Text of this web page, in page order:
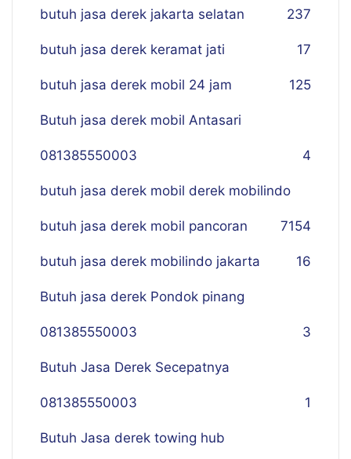
butuh jasa derek jakarta selatan 237
butuh jasa derek keramat jati 17
butuh jasa derek mobil 24 jam 125
Butuh jasa derek mobil Antasari
081385550003 4
butuh jasa derek mobil derek mobilindo
154
butuh jasa derek mobil pancoran 7
butuh jasa derek mobilindo jakarta 16
Butuh jasa derek Pondok pinang
081385550003 3
Butuh Jasa Derek Secepatnya
081385550003 1
Butuh Jasa derek towing hub